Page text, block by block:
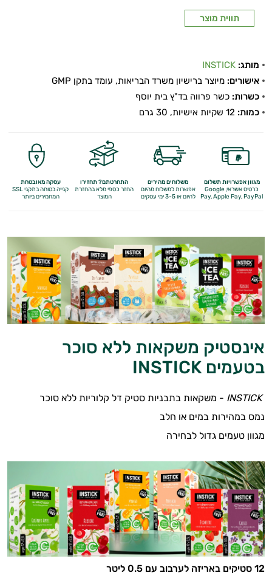
תווית מוצר
מותג: INSTICK
אישורים: מיוצר ברישיון משרד הבריאות, עומד בתקן GMP
כשרות: כשר פרווה בד"ץ בית יוסף
כמות:
מגוון אפשרויות תשלום
כרטיס אשראי, Google
Pay,Apple Pay, PayPal
משלוחים מהירים
אפשרות למשלוח מהיום
להיום או 3-5 ימי עסקים
התחרטתם? תחזירו
החזר כספי מלאבהחזרת
המוצר
עסקה מאובטחת
קנייה בטוחה בתקני SSL
המחמירים ביותר
אינסטיק משקאות ללא סוכר
בטעמים INSTICK
INSTICK - משקאות בתבניות סטיק דל קלוריות ללא סוכר
נמס במהירות במים או חלב
מגוון טעמים גדול לבחירה
12 סטיקים באריזה לערבוב עם 0.5 ליטר